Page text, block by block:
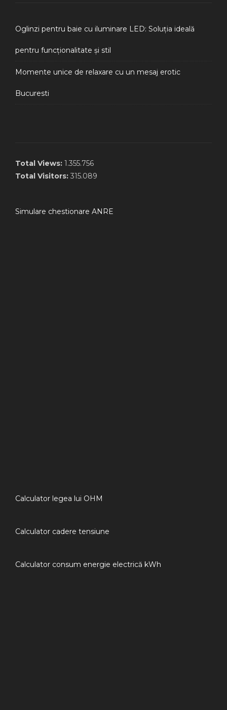
Oglinzi pentru baie cu iluminare LED: Soluția ideală
pentru funcționalitate și stil
Momente unice de relaxare cu un mesaj erotic
Bucuresti
Total Views: 1.355.756
Total Visitors: 315.089
Simulare chestionare ANRE
Calculator legea lui OHM
Calculator cadere tensiune
Calculator consum energie electrică kWh